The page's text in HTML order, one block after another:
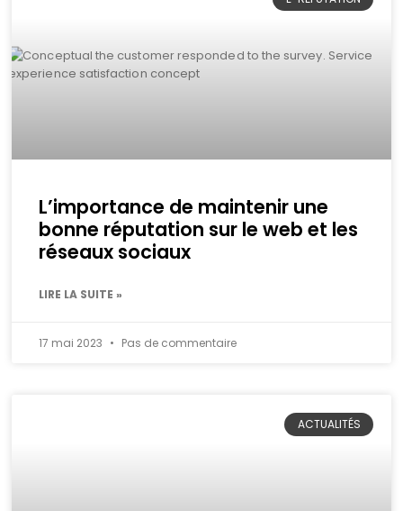
L’importance de maintenir une
bonne réputation sur le web et les
réseaux sociaux
LIRE LA SUITE »
17 mai 2023 Pas de commentaire
ACTUALITÉS